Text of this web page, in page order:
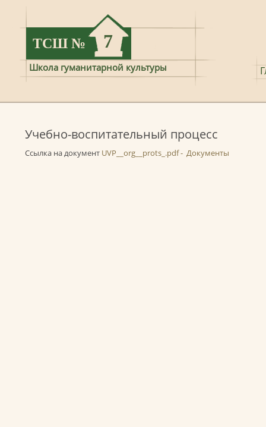
ТСШ № 7
Школа гуманитарной культуры
Учебно-воспитательный процесс
Ссылка на документ UVP__org__prots_.pdf - Документы